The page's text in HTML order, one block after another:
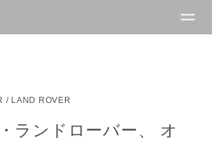
/ LAND ROVER
ランドローバー、 オ